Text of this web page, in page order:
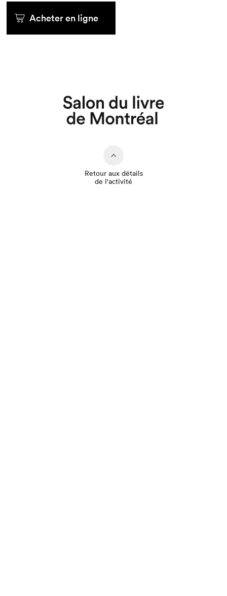
Que cherchez-vous?
Acheter en ligne
Retour aux détails
de l'activité